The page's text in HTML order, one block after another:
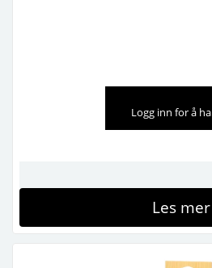
Logg inn for å
Les mer